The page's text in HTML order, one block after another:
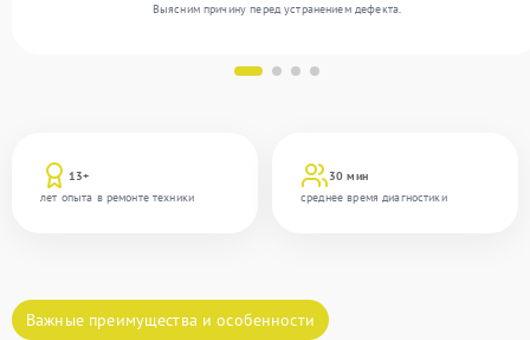
13+
лет опыта в ремонте техники
30 мин
среднее время диагностики
Выясним причину перед устранением дефекта.
Важные преимущества и особенности